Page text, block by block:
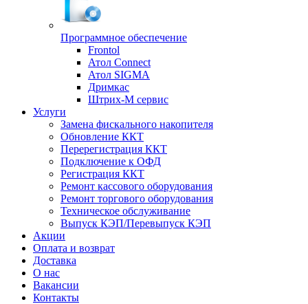
Программное обеспечение
Frontol
Атол Connect
Атол SIGMA
Дримкас
Штрих-М сервис
Услуги
Замена фискального накопителя
Обновление ККТ
Перерегистрация ККТ
Подключение к ОФД
Регистрация ККТ
Ремонт кассового оборудования
Ремонт торгового оборудования
Техническое обслуживание
Выпуск КЭП/Перевыпуск КЭП
Акции
Оплата и возврат
Доставка
О нас
Вакансии
Контакты